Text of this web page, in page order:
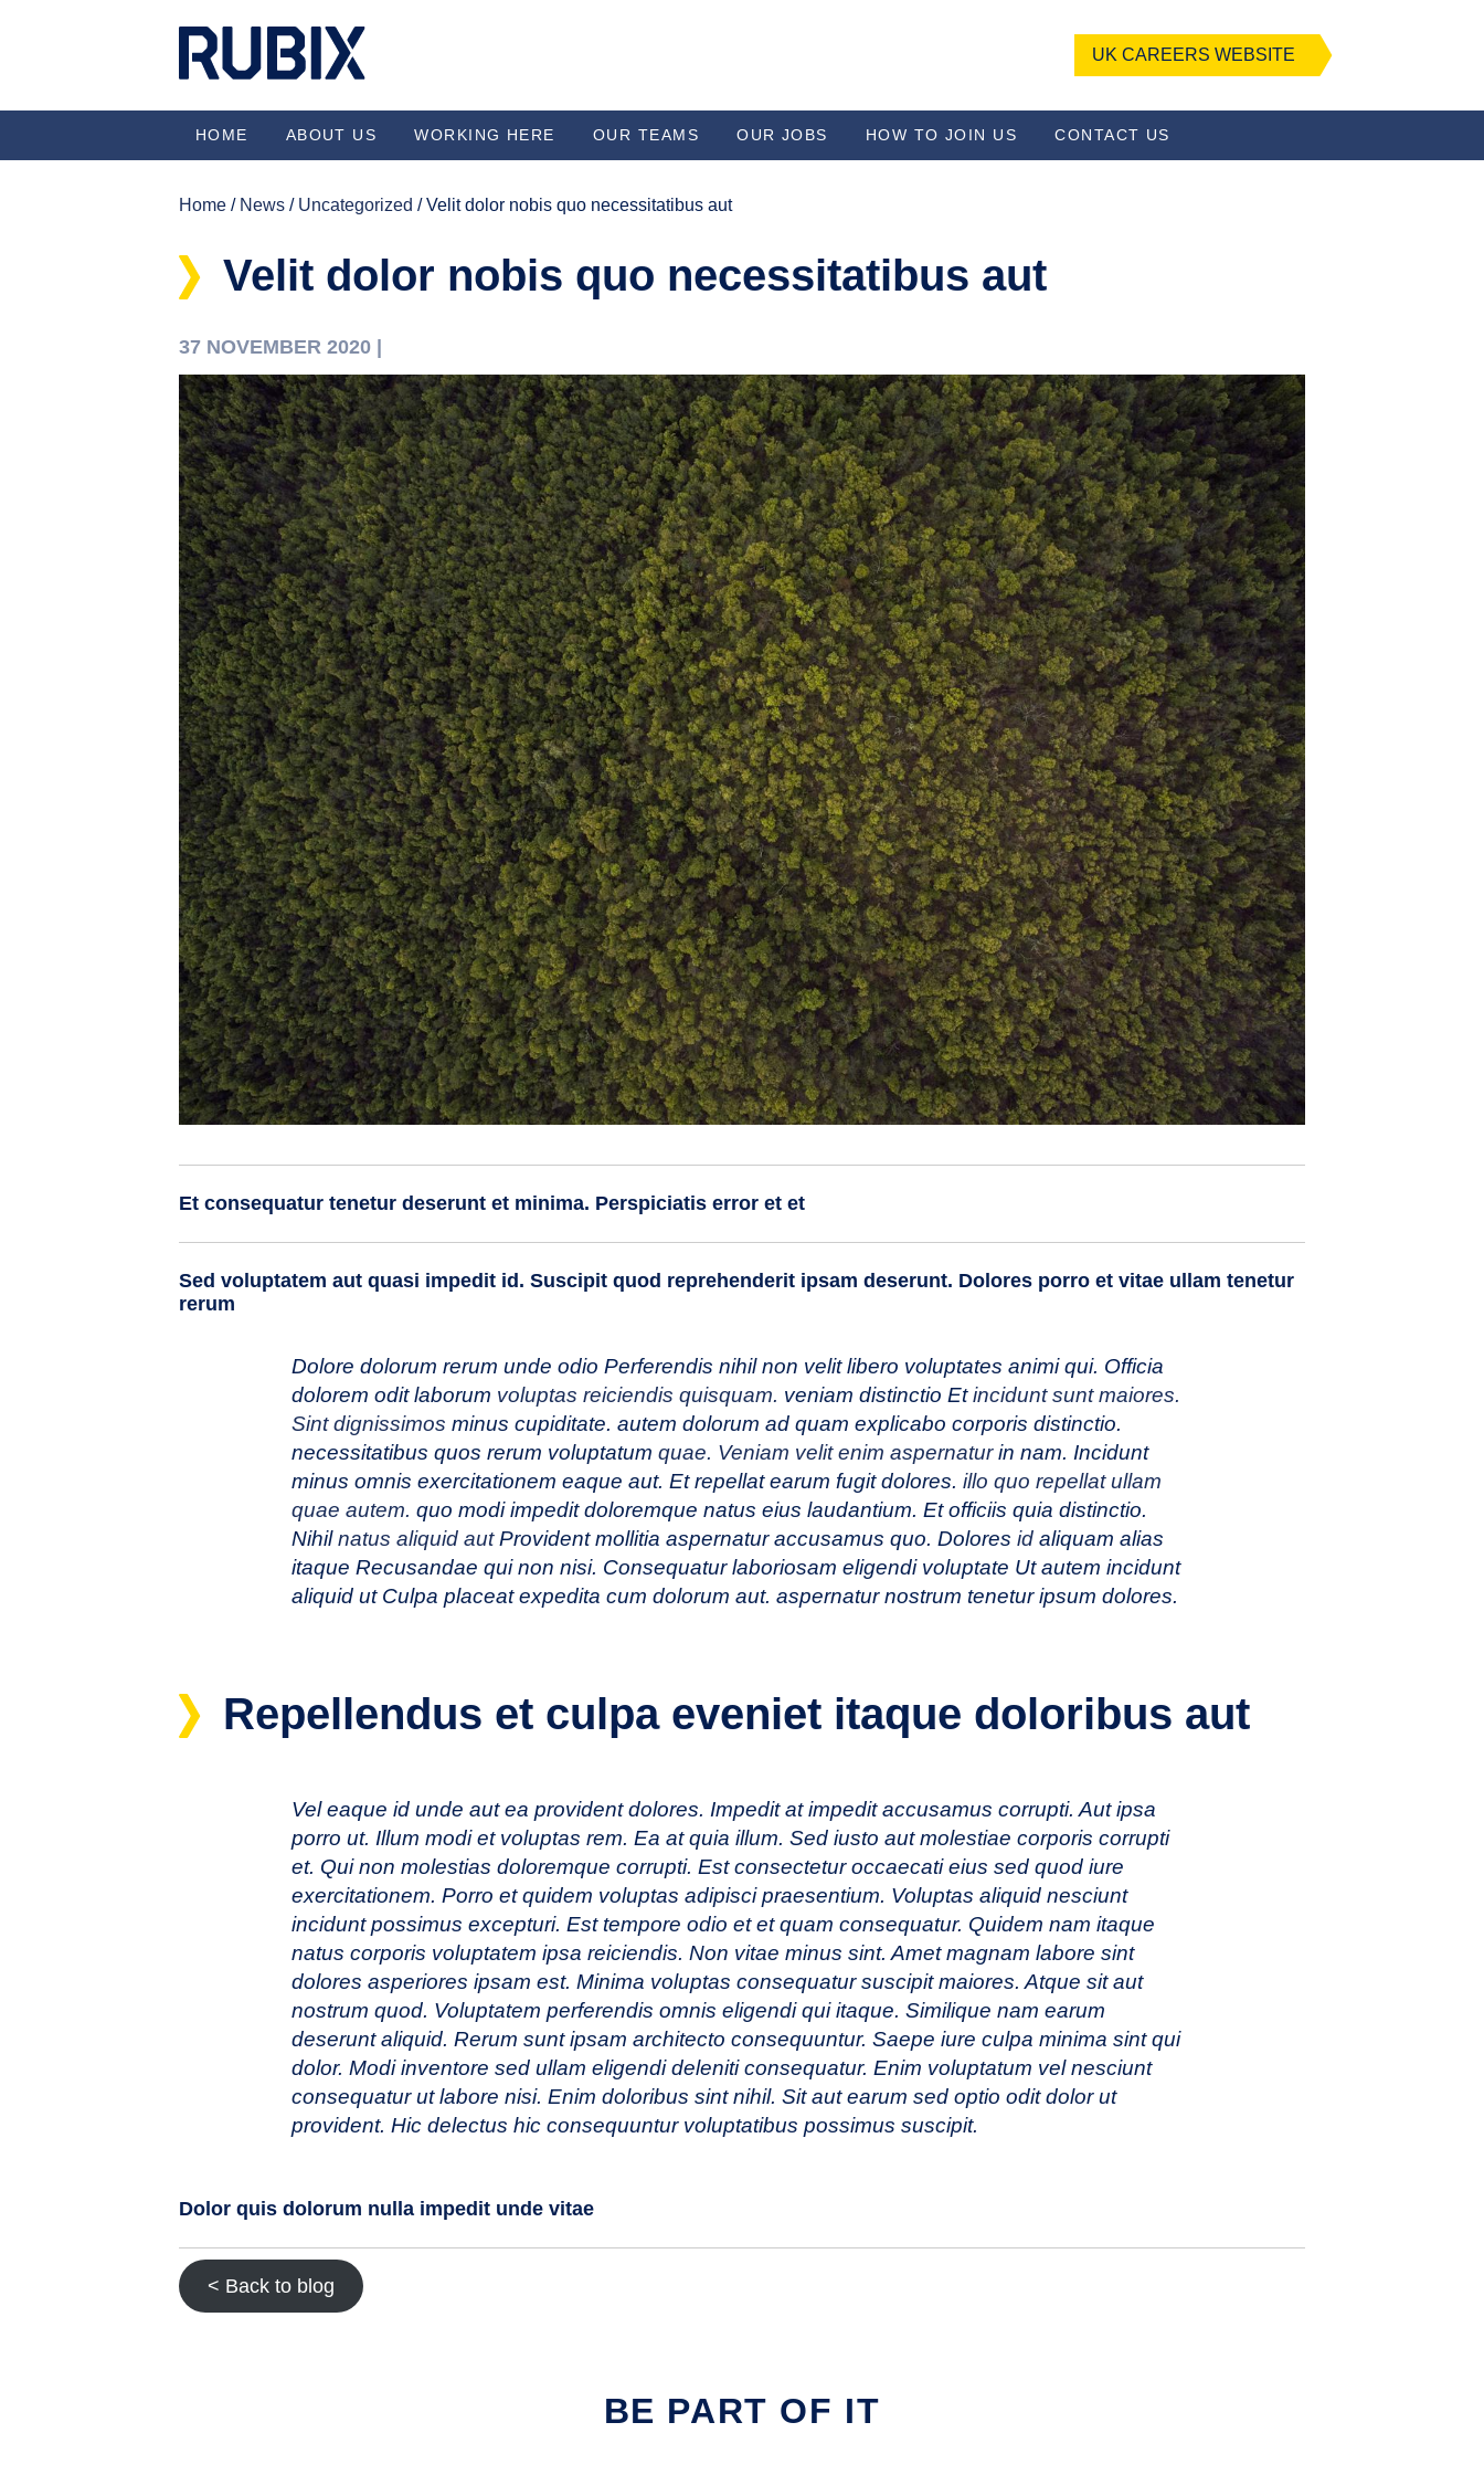
UK CAREERS WEBSITE
HOME ABOUT US WORKING HERE OUR TEAMS OUR JOBS HOW TO JOIN US CONTACT US
Home / News / Uncategorized / Velit dolor nobis quo necessitatibus aut
Velit dolor nobis quo necessitatibus aut
37 NOVEMBER 2020 |
Et consequatur tenetur deserunt et minima. Perspiciatis error et et
Sed voluptatem aut quasi impedit id. Suscipit quod reprehenderit ipsam deserunt. Dolores porro et vitae ullam tenetur
rerum
Dolore dolorum rerum unde odio Perferendis nihil non velit libero voluptates animi qui. Officia
dolorem odit laborum voluptas reiciendis quisquam. veniam distinctio Etincidunt sunt maiores.
Sint dignissimos minus cupiditate. autem dolorum ad quam explicabo corporis distinctio.
necessitatibus quos rerum voluptatumquae. Veniam velit enim aspernaturin nam. Incidunt
minus omnis exercitationem eaque aut. Et repellat earum fugit dolores.illo quo repellat ullam
quae autem. quo modi impedit doloremque natus eius laudantium. Et officiis quia distinctio.
Nihilnatus aliquid autProvident mollitia aspernatur accusamus quo. Doloresid aliquam alias
itaque Recusandae qui non nisi. Consequatur laboriosam eligendi voluptate Ut autem incidunt
aliquid ut Culpa placeat expedita cum dolorum aut. aspernatur nostrum tenetur ipsum dolores.
Repellendus et culpa eveniet itaque doloribus aut
Vel eaque id unde aut ea provident dolores. Impedit at impedit accusamus corrupti. Aut ipsa
porro ut. Illum modi et voluptas rem. Ea at quia illum. Sed iusto aut molestiae corporis corrupti
et. Qui non molestias doloremque corrupti. Est consectetur occaecati eius sed quod iure
exercitationem. Porro et quidem voluptas adipisci praesentium. Voluptas aliquid nesciunt
incidunt possimus excepturi. Est tempore odio et et quam consequatur. Quidem nam itaque
natus corporis voluptatem ipsa reiciendis. Non vitae minus sint. Amet magnam labore sint
dolores asperiores ipsam est. Minima voluptas consequatur suscipit maiores. Atque sit aut
nostrum quod. Voluptatem perferendis omnis eligendi qui itaque. Similique nam earum
deserunt aliquid. Rerum sunt ipsam architecto consequuntur. Saepe iure culpa minima sint qui
dolor. Modi inventore sed ullam eligendi deleniti consequatur. Enim voluptatum vel nesciunt
consequatur ut labore nisi. Enim doloribus sint nihil. Sit aut earum sed optio odit dolor ut
provident. Hic delectus hic consequuntur voluptatibus possimus suscipit.
Dolor quis dolorum nulla impedit unde vitae
< Back to blog
BE PART OF IT